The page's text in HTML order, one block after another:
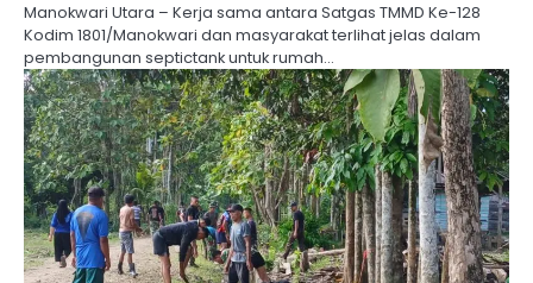
Manokwari Utara – Kerja sama antara Satgas TMMD Ke-128
Kodim 1801/Manokwari dan masyarakat terlihat jelas dalam
pembangunan septictank untuk rumah…